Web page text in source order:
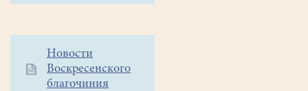
Дополнительное
меню
Новости
Воскресенского
благочиния